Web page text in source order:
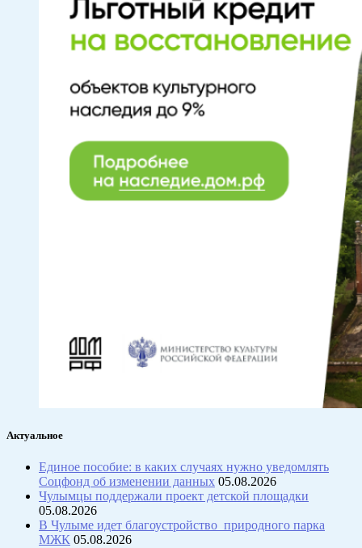
Актуальное
Единое пособие: в каких случаях нужно уведомлять
Соцфонд об изменении данных 05.08.2026
Чулымцы поддержали проект детской площадки
05.08.2026
В Чулыме идет благоустройство природного парка
МЖК 05.08.2026